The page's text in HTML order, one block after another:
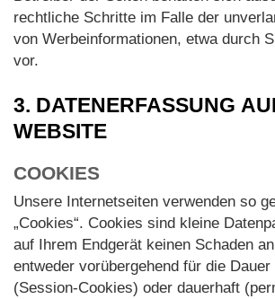
rechtliche Schritte im Falle der
von Werbeinformationen, etwa durch
vor.
3. DATENERFASSUNG
WEBSITE
COOKIES
Unsere Internetseiten verwenden so
„Cookies“. Cookies sind kleine
auf Ihrem Endgerät keinen Schaden
entweder vorübergehend für die
(Session-Cookies) oder dauerhaft